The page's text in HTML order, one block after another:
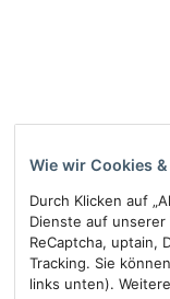
Wie wir Cookies
Durch Klicken auf
Dienste auf unserer
ReCaptcha, uptain,
Tracking. Sie
links unten).